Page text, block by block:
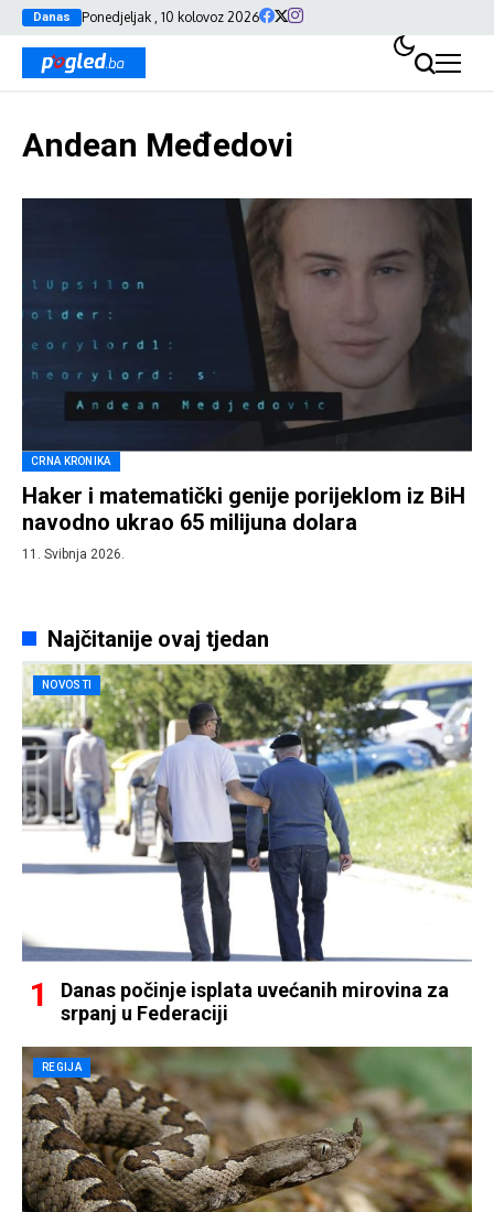
Danas Ponedjeljak , 10 kolovoz 2026
Andean Međedovi
CRNA KRONIKA
Haker i matematički genije porijeklom iz BiH
navodno ukrao 65 milijuna dolara
11. Svibnja 2026.
Najčitanije ovaj tjedan
NOVOSTI
Danas počinje isplata uvećanih mirovina za
srpanj u Federaciji
REGIJA